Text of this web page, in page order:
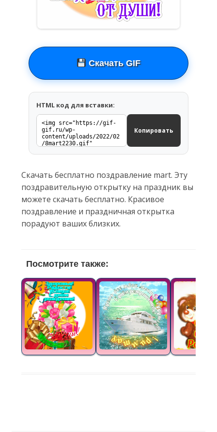
Скачать GIF
HTML код для вставки:
Копировать
Скачать бесплатно поздравление mart. Эту
поздравительную открытку на праздник вы
можете скачать бесплатно. Красивое
поздравление и праздничная открытка
порадуют ваших близких.
Посмотрите также: